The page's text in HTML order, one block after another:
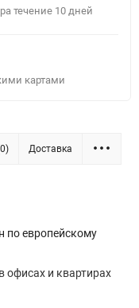
течение 10 дней
картами
Доставка
по европейскому
офисах и квартирах